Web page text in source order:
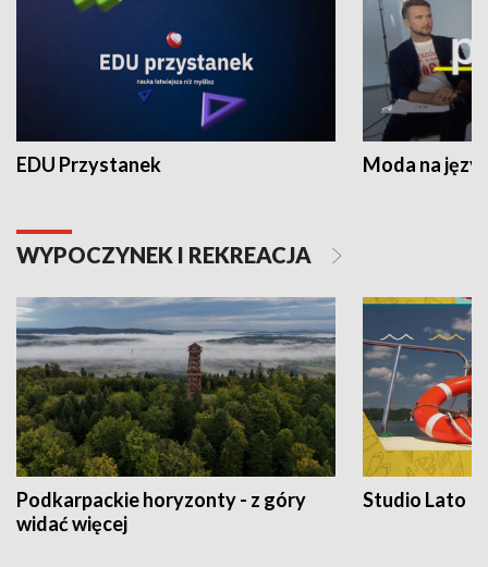
EDU Przystanek Moda na
WYPOCZYNEK I REKREACJA
Podkarpackie horyzonty - z góry
widać więcej
Studio Lato